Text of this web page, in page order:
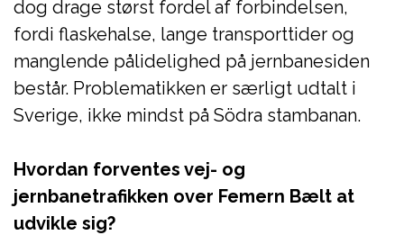
dog drage størst fordel af forbindelsen,
fordi flaskehalse, lange transporttider og
manglende pålidelighed på jernbanesiden
består. Problematikken er særligt udtalt i
Sverige, ikke mindst på Södra stambanan.
Hvordan forventes vej- og
jernbanetrafikken over Femern Bælt at
udvikle sig?